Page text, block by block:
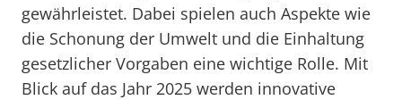
gewährleistet. Dabei spielen auch Aspekte wie
die Schonung der Umwelt und die Einhaltung
gesetzlicher Vorgaben eine wichtige Rolle. Mit
Blick auf das Jahr 2025 werden innovative